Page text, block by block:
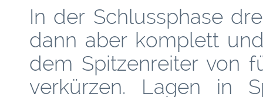
In der Schlussphase
dann aber komplett
dem Spitzenreiter von
verkürzen. Lagen in